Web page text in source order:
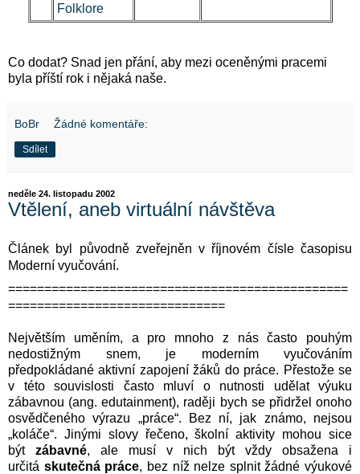
Folklore
Co dodat? Snad jen přání, aby mezi oceněnými pracemi
byla příští rok i nějaká naše.
BoBr Žádné komentáře:
Sdílet
neděle 24. listopadu 2002
Vtělení, aneb virtuální návštěva
Článek byl původně zveřejněn v říjnovém čísle časopisu
Moderní vyučování.
===============================================
==============================
Největším uměním, a pro mnoho z nás často pouhým
nedostižným snem, je moderním vyučováním
předpokládané aktivní zapojení žáků do práce. Přestože se
v této souvislosti často mluví o nutnosti udělat výuku
zábavnou (ang. edutainment), raději bych se přidržel onoho
osvědčeného výrazu „práce“. Bez ní, jak známo, nejsou
„koláče“. Jinými slovy řečeno, školní aktivity mohou sice
být zábavné, ale musí v nich být vždy obsažena i
určitá skutečná práce, bez níž nelze splnit žádné výukové